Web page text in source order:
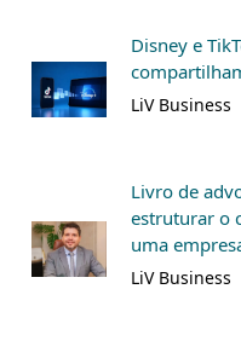
Disney e
LiV Business
Livro de
estruturar o
uma
LiV Business